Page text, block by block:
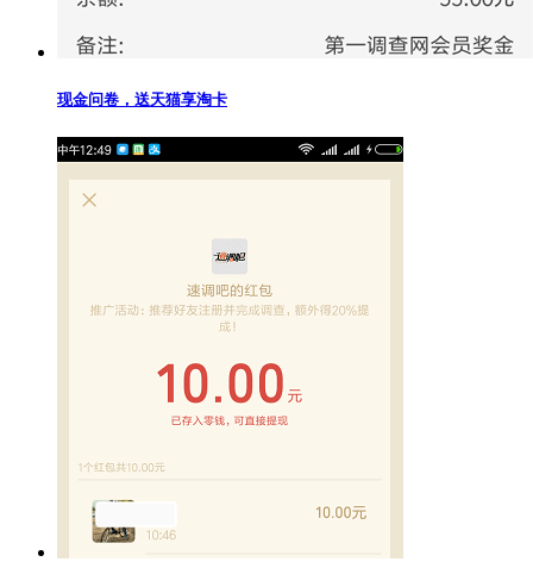
现金问卷，送天猫享淘卡